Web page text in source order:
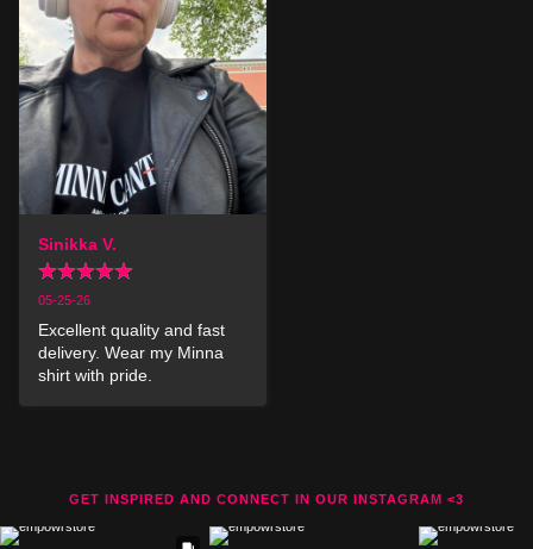
Sinikka V.
05-25-26
Excellent quality and fast
delivery. Wear my Minna
shirt with pride.
GET INSPIRED AND CONNECT IN OUR INSTAGRAM <3